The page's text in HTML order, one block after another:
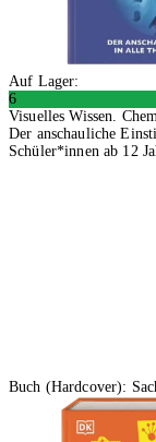
Auf Lager:
6
Visuelles Wissen.
Der anschauliche
Schüler*innen ab 12
Buch (Hardcover):